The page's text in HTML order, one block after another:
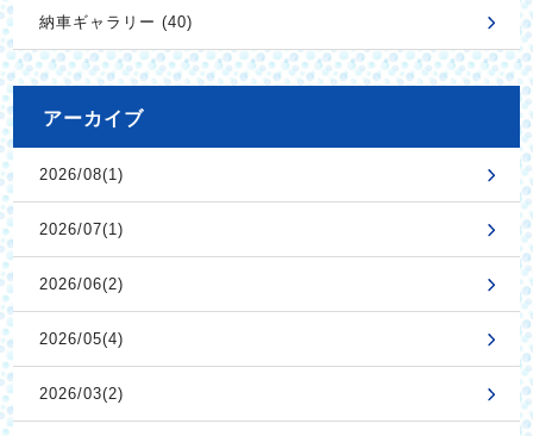
納車ギャラリー (40)
アーカイブ
2026/08(1)
2026/07(1)
2026/06(2)
2026/05(4)
2026/03(2)